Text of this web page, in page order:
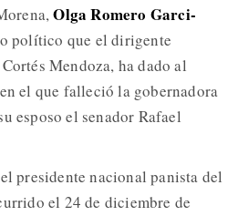
Olga Romero Garci-
político que el dirigente
Mendoza, ha dado al
el que falleció la gobernadora
esposo el senador Rafael
presidente nacional panista del
el 24 de diciembre de